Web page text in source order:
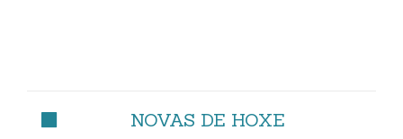
NOVAS DE HOXE